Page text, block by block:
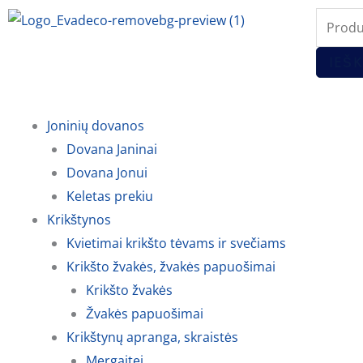
Pereiti
search
Joninių dovanos
Dovana Janinai
Dovana Jonui
Keletas prekiu
Krikštynos
Kvietimai krikšto tėvams ir svečiams
Krikšto žvakės, žvakės papuošimai
Krikšto žvakės
Žvakės papuošimai
Krikštynų apranga, skraistės